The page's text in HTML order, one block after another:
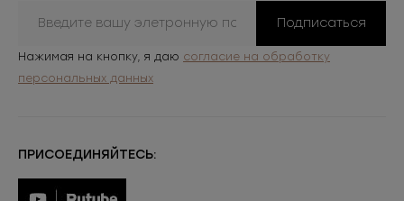
Подписаться
Нажимая на кнопку, я даю согласие на обработку
персональных данных
ПРИСОЕДИНЯЙТЕСЬ: